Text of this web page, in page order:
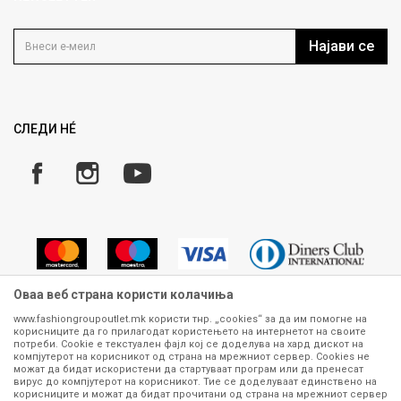
Кариера
Како да купите
Замена и рефундација на производи
Плаќање
Најави се
СЛЕДИ НÉ
Сите информации околу производите кои се изложени на нашата
онлајн продавница се стремиме да бидат конкретни, точни и прецизни,
меѓутоа не можеме да гарантираме дека се без ниту една грешка или
пак дека сите производи во моментот се достапни на залиха.
Оваа веб страна користи колачиња
www.fashiongroupoutlet.mk користи тнр. „cookies“ за да им помогне на
корисниците да го прилагодат користењето на интернетот на своите
потреби. Cookie е текстуален фајл кој се доделува на хард дискот на
компјутерот на корисникот од страна на мрежниот сервер. Cookies не
можат да бидат искористени да стартуваат програм или да пренесат
вирус до компјутерот на корисникот. Тие се доделуваат единствено на
корисниците и можат да бидат прочитани од страна на мрежниот сервер